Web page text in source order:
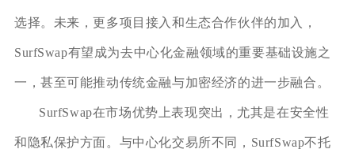
选择。未来，更多项目接入和生态合作伙伴的加入，
SurfSwap有望成为去中心化金融领域的重要基础设施之
一，甚至可能推动传统金融与加密经济的进一步融合。
SurfSwap在市场优势上表现突出，尤其是在安全性
和隐私保护方面。与中心化交易所不同，SurfSwap不托